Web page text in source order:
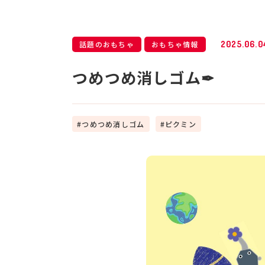
話題のおもちゃ おもちゃ情報
つめつめ消しゴム✒
つめつめ消しゴム ピクミン